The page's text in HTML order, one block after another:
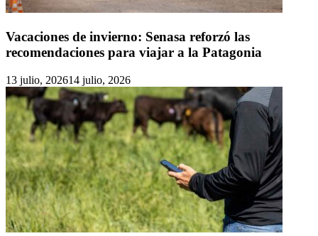
Vacaciones de invierno: Senasa reforzó las
recomendaciones para viajar a la Patagonia
13 julio, 202614 julio, 2026